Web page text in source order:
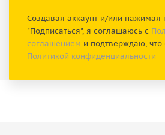
Создавая аккаунт и/или нажимая
"Подписаться", я соглашаюсь с
соглашением и подтверждаю, что
Политикой конфиденциальности